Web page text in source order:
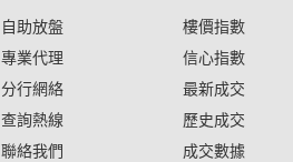
自助放盤
專業代理
分行網絡
查詢熱線
聯絡我們
樓價指數
信心指數
最新成交
歷史成交
成交數據